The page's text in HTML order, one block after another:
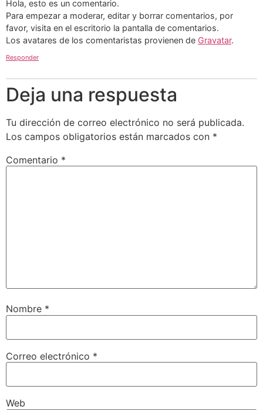
Hola, esto es un comentario.
Para empezar a moderar, editar y borrar comentarios, por
favor, visita en el escritorio la pantalla de comentarios.
Los avatares de los comentaristas provienen de Gravatar.
Responder
Deja una respuesta
Tu dirección de correo electrónico no será publicada.
Los campos obligatorios están marcados con *
Comentario *
Nombre *
Correo electrónico *
Web